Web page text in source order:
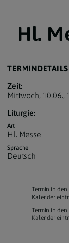
Hl.
TERMINDETAILS
Zeit:
Mittwoch, 10.06.,
Liturgie:
Art
Hl. Messe
Sprache
Deutsch
Termin in den
Kalender
Termin in den
Kalender